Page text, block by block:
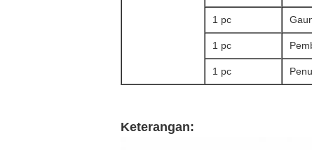
1 pc
1 pc
1 pc
Keterangan: